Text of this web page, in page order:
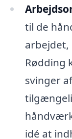
til de
arbejdet,
Rødding
svinger
idé at